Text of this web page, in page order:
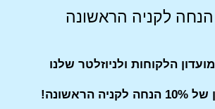
יש לך שאלות או בעיות עם ההזמנה, אל
הלקוחות ולניוזלטר שלנו
הראשונה!